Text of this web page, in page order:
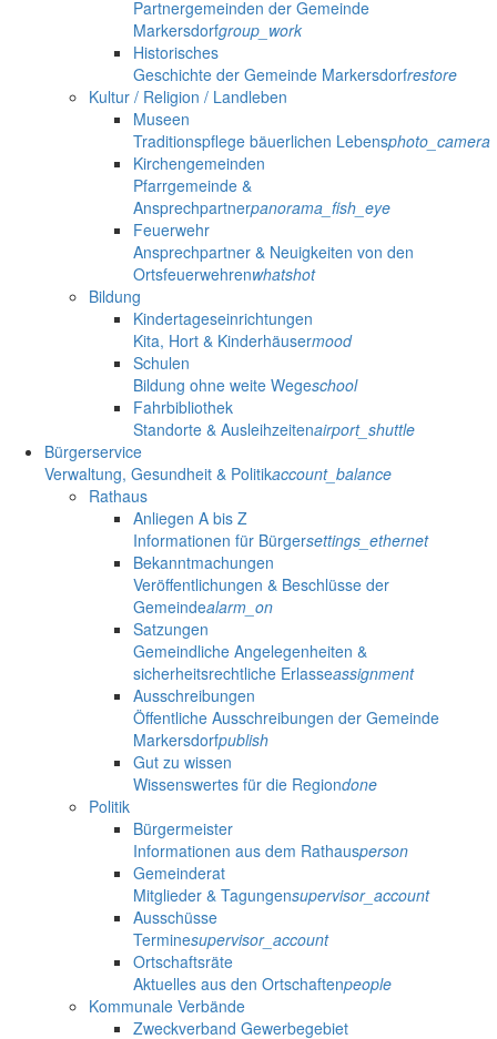
Partnergemeinden der Gemeinde
Markersdorfgroup_work
Historisches
Geschichte der Gemeinde Markersdorfrestore
Kultur / Religion / Landleben
Museen
Traditionspflege bäuerlichen Lebensphoto_camera
Kirchengemeinden
Pfarrgemeinde &
Ansprechpartnerpanorama_fish_eye
Feuerwehr
Ansprechpartner & Neuigkeiten von den
Ortsfeuerwehrenwhatshot
Bildung
Kindertageseinrichtungen
Kita, Hort & Kinderhäusermood
Schulen
Bildung ohne weite Wegeschool
Fahrbibliothek
Standorte & Ausleihzeitenairport_shuttle
Bürgerservice
Verwaltung, Gesundheit & Politikaccount_balance
Rathaus
Anliegen A bis Z
Informationen für Bürgersettings_ethernet
Bekanntmachungen
Veröffentlichungen & Beschlüsse der
Gemeindealarm_on
Satzungen
Gemeindliche Angelegenheiten &
sicherheitsrechtliche Erlasseassignment
Ausschreibungen
Öffentliche Ausschreibungen der Gemeinde
Markersdorfpublish
Gut zu wissen
Wissenswertes für die Regiondone
Politik
Bürgermeister
Informationen aus dem Rathausperson
Gemeinderat
Mitglieder & Tagungensupervisor_account
Ausschüsse
Terminesupervisor_account
Ortschaftsräte
Aktuelles aus den Ortschaftenpeople
Kommunale Verbände
Zweckverband Gewerbegebiet